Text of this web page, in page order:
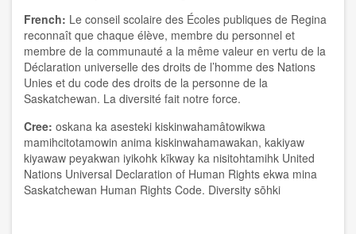
French: Le conseil scolaire des Écoles publiques de Regina
reconnaît que chaque élève, membre du personnel et
membre de la communauté a la même valeur en vertu de la
Déclaration universelle des droits de l’homme des Nations
Unies et du code des droits de la personne de la
Saskatchewan. La diversité fait notre force.
Cree: oskana ka asesteki kiskinwahamâtowikwa
mamihcitotamowin anima kiskinwahamawakan, kakiyaw
kiyawaw peyakwan iyikohk kīkway ka nisitohtamihk United
Nations Universal Declaration of Human Rights ekwa mina
Saskatchewan Human Rights Code. Diversity sōhki